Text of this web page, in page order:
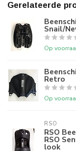
Gerelateerde
Snail/
Op
Retro
Op
RSO
RSO
RSO
look